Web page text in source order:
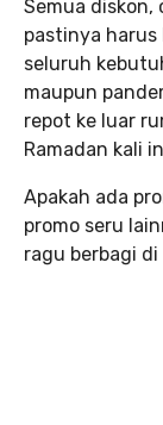
Semua diskon,
pastinya
seluruh
maupun
repot ke luar
Ramadan kali
Apakah ada
promo seru
ragu berbagi